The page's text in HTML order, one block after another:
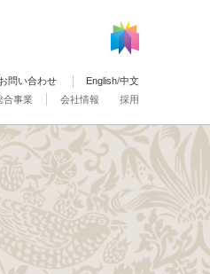
合事業 会社情報 採用
問い合わせ English/中文